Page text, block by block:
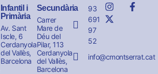
Infantil i
Primària
Av. Sant
Iscle, 6
Cerdanyola
del Vallès,
Barcelona
Secundària
Carrer
Mare de
Déu del
Pilar, 113
Cerdanyola
del Vallès,
Barcelona
93
691
97
52
info@cmontserrat.cat